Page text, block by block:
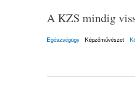
A KZS mindig
Egészségügy Képzőművészet